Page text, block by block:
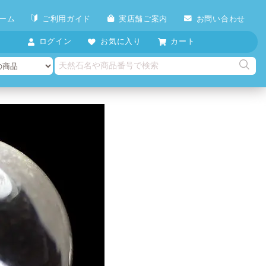
ム ご利用ガイド 実店舗ご案内 お問い合わせ
ログイン お気に入り カート